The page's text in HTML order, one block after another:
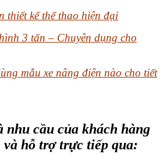
thiết kế thể thao hiện đại
3 tấn – Chuyên dụng cho
mẫu xe nâng điện nào cho tiết
nhu cầu của khách hàng
và hỗ trợ trực tiếp qua: